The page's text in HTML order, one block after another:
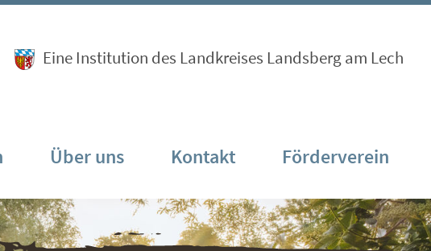
Eine Institution des Landkreises Landsberg am Lech
Über uns Kontakt Förderverein